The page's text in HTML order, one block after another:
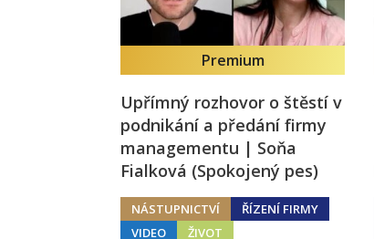
Premium
Upřímný rozhovor o štěstí v
podnikání a předání firmy
managementu | Soňa
Fialková (Spokojený pes)
NÁSTUPNICTVÍ
ŘÍZENÍ FIRMY
VIDEO
ŽIVOT